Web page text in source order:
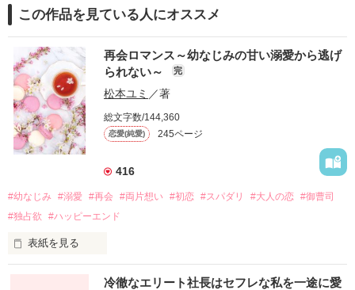
この作品を見ている人にオススメ
再会ロマンス～幼なじみの甘い溺愛から逃げ
られない～
完
松本ユミ ／著
総文字数/144,360
恋愛(純愛) 245ページ
416
#幼なじみ #溺愛 #再会 #両片想い #初恋 #スパダリ #大人の恋 #御曹司
#独占欲
#ハッピーエンド
表紙を見る
冷徹なエリート社長はセフレな私を一途に愛